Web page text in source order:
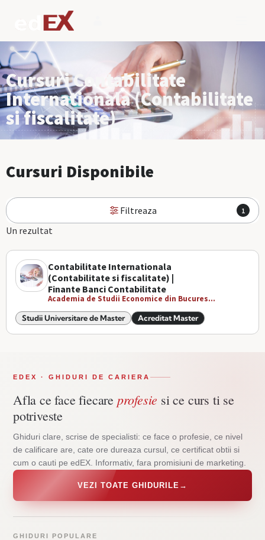
Cursuri Contabilitate
Internationala (Contabilitate
si fiscalitate)
Cursuri Disponibile
Filtreaza 1
Un rezultat
Contabilitate Internationala
(Contabilitate si fiscalitate) |
Finante Banci Contabilitate
Academia de Studii Economice din Bucures...
Studii Universitare de Master Acreditat Master
EDEX · GHIDURI DE CARIERA
Afla ce face fiecare profesie si ce curs ti se
potriveste
Ghiduri clare, scrise de specialisti: ce face o profesie, ce nivel
de calificare are, cate ore dureaza cursul, ce certificat obtii si
cum o cauti pe edEX. Informativ, fara promisiuni de marketing.
VEZI TOATE GHIDURILE →
GHIDURI POPULARE